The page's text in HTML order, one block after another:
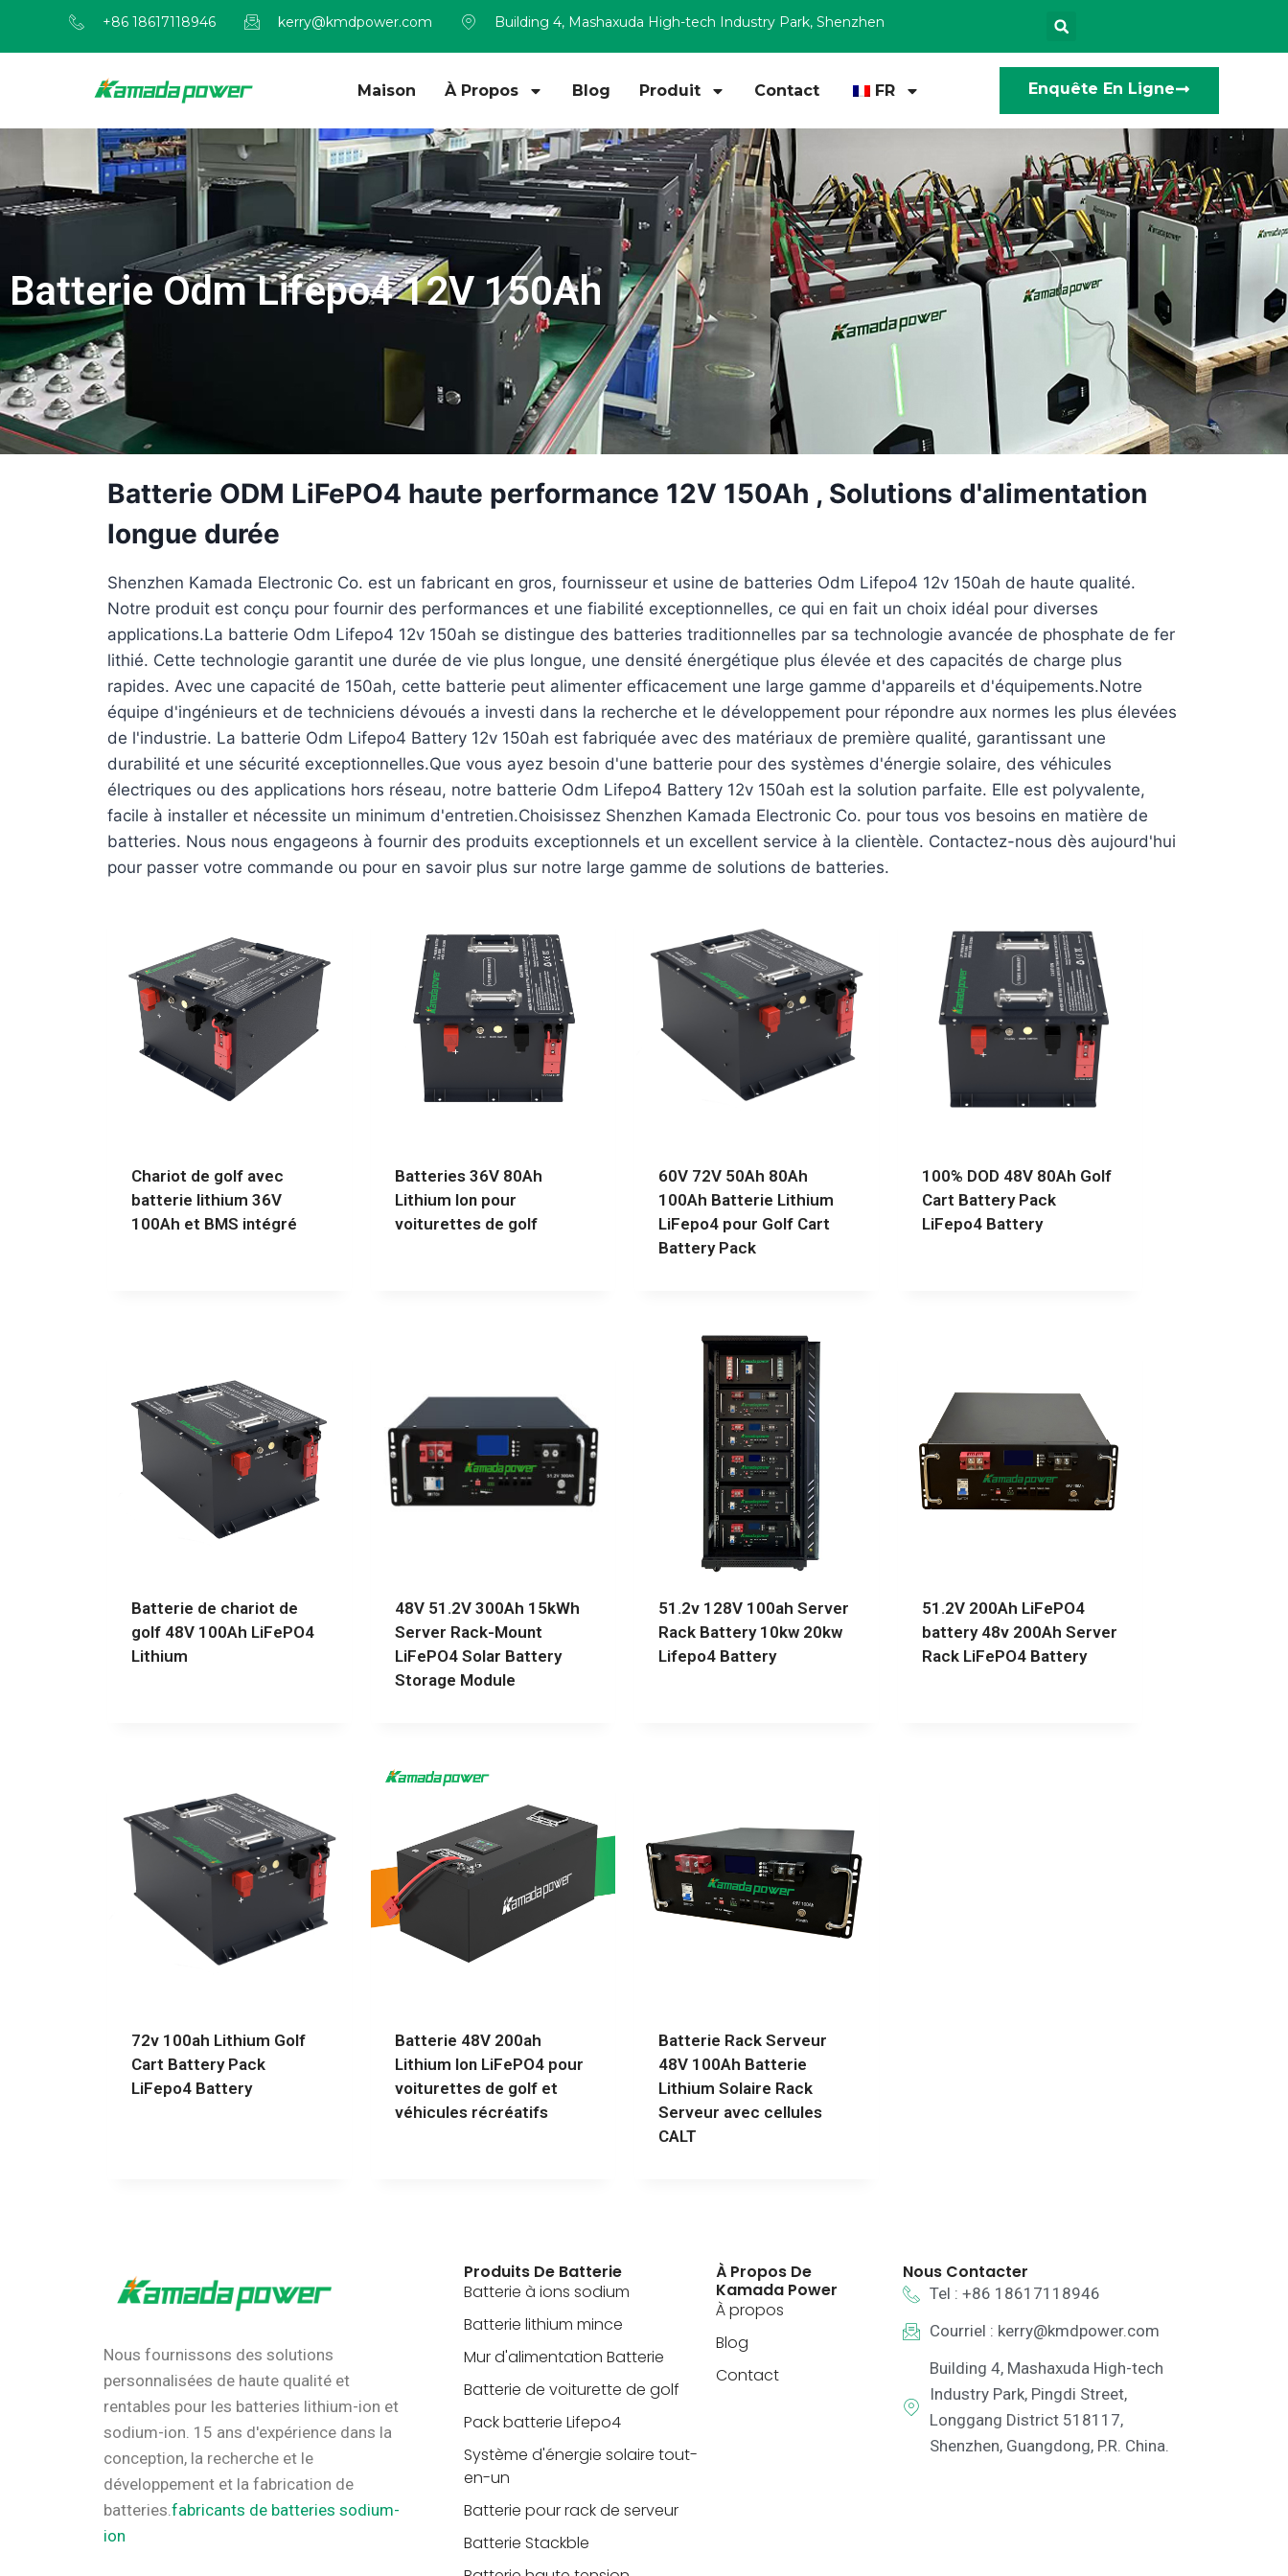
+86 18617118946 kerry@kmdpower.com Building 4, Mashaxuda High-tech Industry Park, Shenzhen
Maison À Propos Blog Produit Contact FR Enquête En Ligne
Batterie Odm Lifepo4 12V 150Ah
Batterie ODM LiFePO4 haute performance 12V 150Ah , Solutions d'alimentation
longue durée
Shenzhen Kamada Electronic Co. est un fabricant en gros, fournisseur et usine de batteries Odm Lifepo4 12v 150ah de haute qualité.
Notre produit est conçu pour fournir des performances et une fiabilité exceptionnelles, ce qui en fait un choix idéal pour diverses
applications.La batterie Odm Lifepo4 12v 150ah se distingue des batteries traditionnelles par sa technologie avancée de phosphate de fer
lithié. Cette technologie garantit une durée de vie plus longue, une densité énergétique plus élevée et des capacités de charge plus
rapides. Avec une capacité de 150ah, cette batterie peut alimenter efficacement une large gamme d'appareils et d'équipements.Notre
équipe d'ingénieurs et de techniciens dévoués a investi dans la recherche et le développement pour répondre aux normes les plus élevées
de l'industrie. La batterie Odm Lifepo4 Battery 12v 150ah est fabriquée avec des matériaux de première qualité, garantissant une
durabilité et une sécurité exceptionnelles.Que vous ayez besoin d'une batterie pour des systèmes d'énergie solaire, des véhicules
électriques ou des applications hors réseau, notre batterie Odm Lifepo4 Battery 12v 150ah est la solution parfaite. Elle est polyvalente,
facile à installer et nécessite un minimum d'entretien.Choisissez Shenzhen Kamada Electronic Co. pour tous vos besoins en matière de
batteries. Nous nous engageons à fournir des produits exceptionnels et un excellent service à la clientèle. Contactez-nous dès aujourd'hui
pour passer votre commande ou pour en savoir plus sur notre large gamme de solutions de batteries.
Chariot de golf avec
batterie lithium 36V
100Ah et BMS intégré
Batteries 36V 80Ah
Lithium Ion pour
voiturettes de golf
60V 72V 50Ah 80Ah
100Ah Batterie Lithium
LiFepo4 pour Golf Cart
Battery Pack
100% DOD 48V 80Ah Golf
Cart Battery Pack
LiFepo4 Battery
Batterie de chariot de
golf 48V 100Ah LiFePO4
Lithium
48V 51.2V 300Ah 15kWh
Server Rack-Mount
LiFePO4 Solar Battery
Storage Module
51.2v 128V 100ah Server
Rack Battery 10kw 20kw
Lifepo4 Battery
51.2V 200Ah LiFePO4
battery 48v 200Ah Server
Rack LiFePO4 Battery
72v 100ah Lithium Golf
Cart Battery Pack
LiFepo4 Battery
Batterie 48V 200ah
Lithium Ion LiFePO4 pour
voiturettes de golf et
véhicules récréatifs
Batterie Rack Serveur
48V 100Ah Batterie
Lithium Solaire Rack
Serveur avec cellules
CALT
Nous fournissons des solutions
personnalisées de haute qualité et
rentables pour les batteries lithium-ion et
sodium-ion. 15 ans d'expérience dans la
conception, la recherche et le
développement et la fabrication de
batteries. fabricants de batteries sodium-
ion
Produits De Batterie
Batterie à ions sodium
Batterie lithium mince
Mur d'alimentation Batterie
Batterie de voiturette de golf
Pack batterie Lifepo4
Système d'énergie solaire tout-
en-un
Batterie pour rack de serveur
Batterie Stackble
À Propos De
Kamada Power
À propos
Blog
Contact
Nous Contacter
Tel : +86 18617118946
Courriel : kerry@kmdpower.com
Building 4, Mashaxuda High-tech
Industry Park, Pingdi Street,
Longgang District 518117,
Shenzhen, Guangdong, P.R. China.